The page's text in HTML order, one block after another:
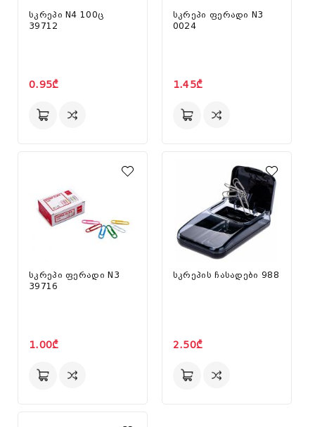
სკრეპი N4 100ც
39712
0.95₾
სკრეპი ფერადი N3
0024
1.45₾
სკრეპი ფერადი N3
39716
1.00₾
სკრეპის ჩასადები 988
2.50₾